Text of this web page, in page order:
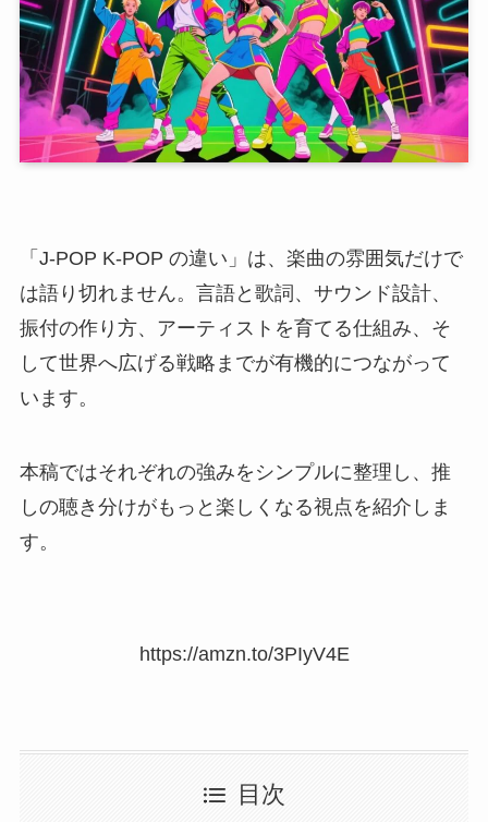
「J-POP K-POP の違い」は、楽曲の雰囲気だけで
は語り切れません。言語と歌詞、サウンド設計、
振付の作り方、アーティストを育てる仕組み、そ
して世界へ広げる戦略までが有機的につながって
います。
本稿ではそれぞれの強みをシンプルに整理し、推
しの聴き分けがもっと楽しくなる視点を紹介しま
す。
https://amzn.to/3PIyV4E
目次